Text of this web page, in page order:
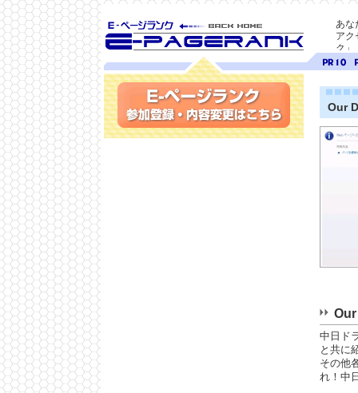
SEO対策に E-ページ
ランク
あな
アク
ク」
ランク
10
9
Our
中日ド
と共に
その他
れ！中
参加登録(無料)・内容変更